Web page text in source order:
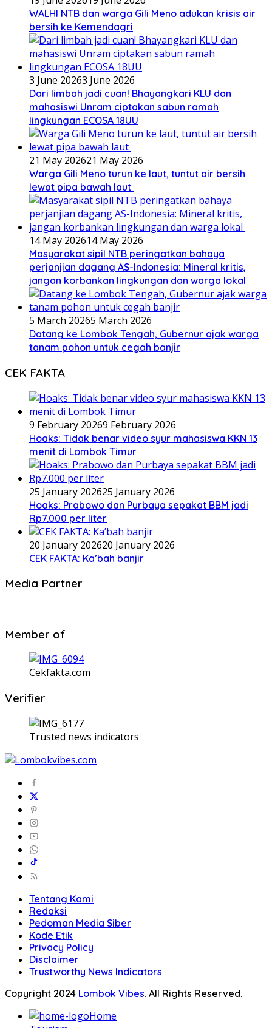
WALHI NTB dan warga Gili Meno adukan krisis air
bersih ke Kemendagri
3 June 20263 June 2026
Dari limbah jadi cuan! Bhayangkari KLU dan
mahasiswi Unram ciptakan sabun ramah
lingkungan ECOSA 18UU
21 May 202621 May 2026
Warga Gili Meno turun ke laut, tuntut air bersih
lewat pipa bawah laut
14 May 202614 May 2026
Masyarakat sipil NTB peringatkan bahaya
perjanjian dagang AS-Indonesia: Mineral kritis,
jangan korbankan lingkungan dan warga lokal
5 March 20265 March 2026
Datang ke Lombok Tengah, Gubernur ajak warga
tanam pohon untuk cegah banjir
CEK FAKTA
9 February 20269 February 2026
Hoaks: Tidak benar video syur mahasiswa KKN 13
menit di Lombok Timur
25 January 202625 January 2026
Hoaks: Prabowo dan Purbaya sepakat BBM jadi
Rp7.000 per liter
20 January 202620 January 2026
CEK FAKTA: Ka’bah banjir
Media Partner
Member of
Cekfakta.com
Verifier
Trusted news indicators
Tentang Kami
Redaksi
Pedoman Media Siber
Kode Etik
Privacy Policy
Disclaimer
Trustworthy News Indicators
Copyright 2024 Lombok Vibes. All Rights Reserved.
Home